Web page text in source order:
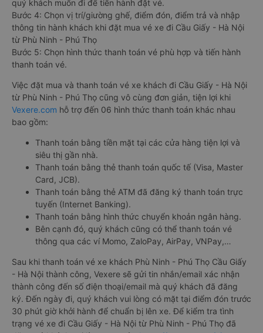
quý khách muốn đi để tiến hành đặt vé.
Bước 4: Chọn vị trí/giường ghế, điểm đón, điểm trả và nhập
thông tin hành khách khi đặt mua vé xe đi Cầu Giấy - Hà Nội
từ Phù Ninh - Phú Thọ
Bước 5: Chọn hình thức thanh toán vé phù hợp và tiến hành
thanh toán vé.
Việc đặt mua và thanh toán vé xe khách đi Cầu Giấy - Hà Nội
từ Phù Ninh - Phú Thọ cũng vô cùng đơn giản, tiện lợi khi
Vexere.com hỗ trợ đến 06 hình thức thanh toán khác nhau
bao gồm:
Thanh toán bằng tiền mặt tại các cửa hàng tiện lợi và
siêu thị gần nhà.
Thanh toán bằng thẻ thanh toán quốc tế (Visa, Master
Card, JCB).
Thanh toán bằng thẻ ATM đã đăng ký thanh toán trực
tuyến (Internet Banking).
Thanh toán bằng hình thức chuyển khoản ngân hàng.
Bên cạnh đó, quý khách cũng có thể thanh toán vé
thông qua các ví Momo, ZaloPay, AirPay, VNPay,…
Sau khi thanh toán vé xe khách Phù Ninh - Phú Thọ Cầu Giấy
- Hà Nội thành công, Vexere sẽ gửi tin nhắn/email xác nhận
thành công đến số điện thoại/email mà quý khách đã đăng
ký. Đến ngày đi, quý khách vui lòng có mặt tại điểm đón trước
30 phút giờ khởi hành để chuẩn bị lên xe. Để kiểm tra tình
trạng vé xe đi Cầu Giấy - Hà Nội từ Phù Ninh - Phú Thọ đã